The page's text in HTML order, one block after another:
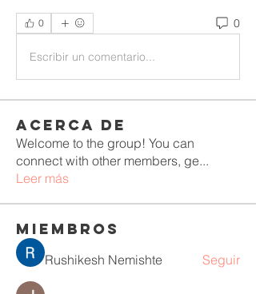
0 0
Escribir un comentario...
Acerca de
Welcome to the group! You can
connect with other members, ge...
Leer más
Miembros
Rushikesh Nemishte Seguir